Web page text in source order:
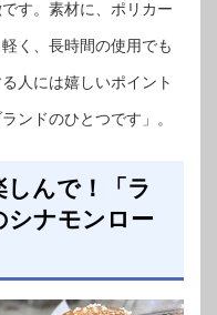
す。素材に、ポリカー
く、長時間の使用でも
人には嬉しいポイント
ンドのひとつです」。
んで！「ラ
シナモンロー